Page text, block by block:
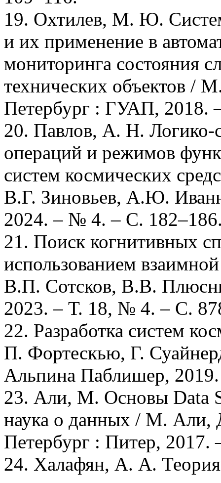
19. Охтилев, М. Ю.
и их применение в
мониторинга состояния
технических объектов /
Петербург : ГУАП, 2018.
20. Павлов, А. Н. Логико-
операций и режимов
систем космических
В.Г. Зиновьев, А.Ю.
2024. – № 4. – С.
21. Поиск когнитивных
использованием
В.П. Сотсков, В.В.
2023. – Т. 18, № 4. – С.
22. Разработка систем
П. Фортескью, Г.
Альпина Паблишер,
23. Али, М. Основы Data
наука о данных / М.
Петербург : Питер, 2017.
24. Халафян, А. А. Теория